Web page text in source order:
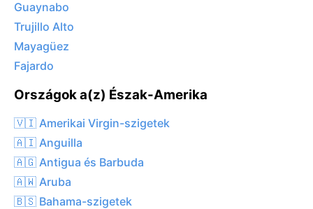
Guaynabo
Trujillo Alto
Mayagüez
Fajardo
Országok a(z) Észak-Amerika
🇻🇮 Amerikai Virgin-szigetek
🇦🇮 Anguilla
🇦🇬 Antigua és Barbuda
🇦🇼 Aruba
🇧🇸 Bahama-szigetek